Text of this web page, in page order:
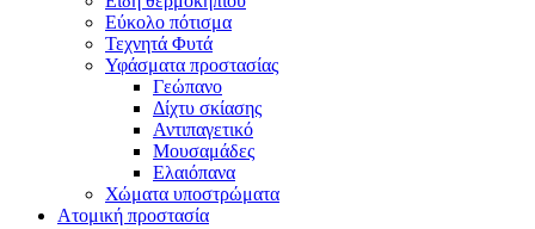
Εύκολο πότισμα
Τεχνητά Φυτά
Υφάσματα προστασίας
Γεώπανο
Δίχτυ σκίασης
Αντιπαγετικό
Μουσαμάδες
Ελαιόπανα
Χώματα υποστρώματα
Ατομική προστασία